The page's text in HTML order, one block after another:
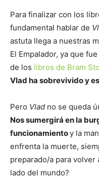
Para finalizar con los
fundamental hablar de
astuta llega a nuestras
El Empalador, ya que
de los libros de Bram
Vlad ha sobrevivido y
Pero Vlad no se queda
Nos sumergirá en la
funcionamientoy la
enfrenta la muerte,
preparado/a para volver
lado del mundo?